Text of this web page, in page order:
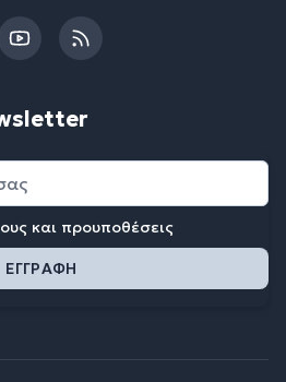
YouTubeRSS
και προυποθέσεις